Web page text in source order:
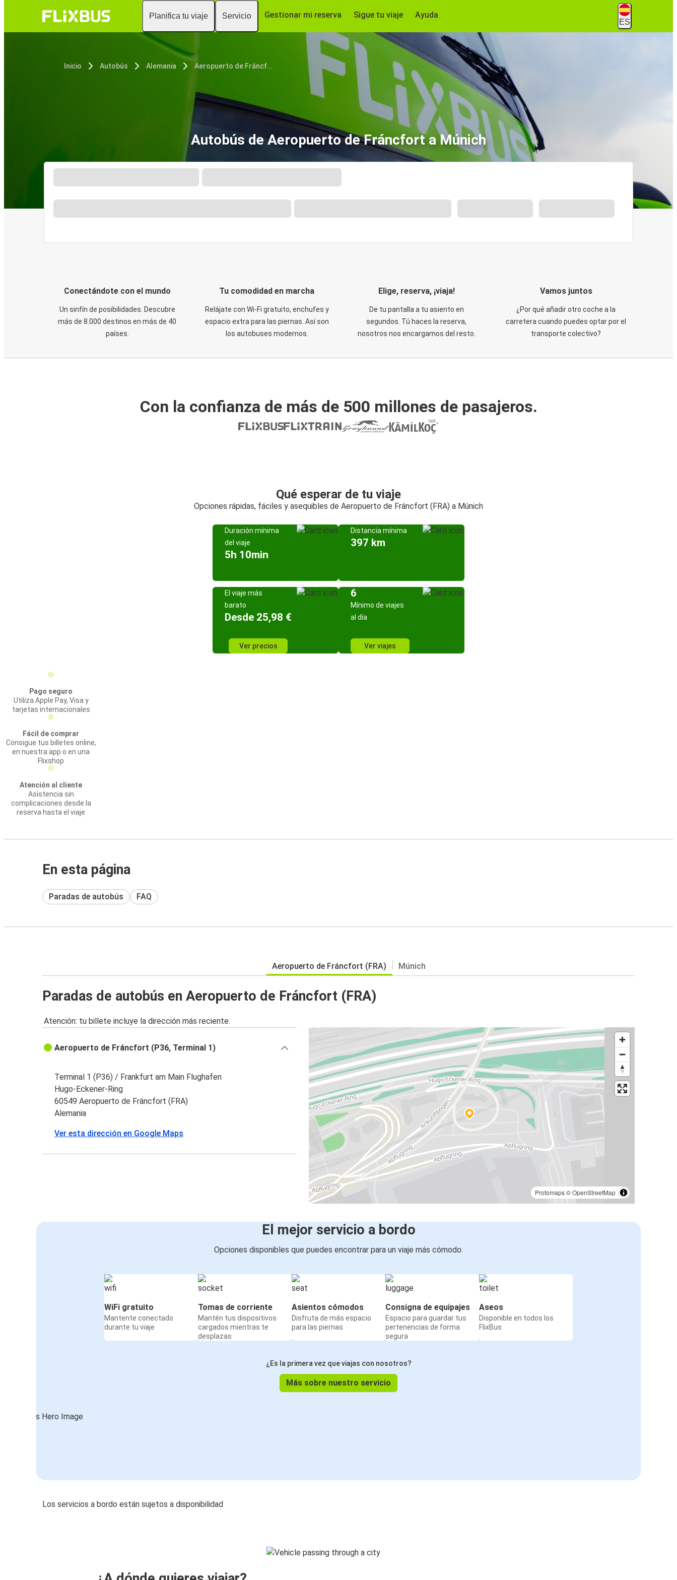
Planifica tu viaje Servicio Gestionar mi reserva Sigue tu viaje Ayuda
ES
Inicio Autobús Alemania Aeropuerto de Fráncfort (FRA)
Autobús de Aeropuerto de Fráncfort a Múnich
Conectándote con el mundo
Un sinfín de posibilidades. Descubre
más de 8.000 destinos en más de 40
países.
Tu comodidad en marcha
Relájate con Wi-Fi gratuito, enchufes y
espacio extra para las piernas. Así son
los autobuses modernos.
Elige, reserva, ¡viaja!
De tu pantalla a tu asiento en
segundos. Tú haces la reserva,
nosotros nos encargamos del resto.
Vamos juntos
¿Por qué añadir otro coche a la
carretera cuando puedes optar por el
transporte colectivo?
Con la confianza de más de 500 millones de pasajeros.
Qué esperar de tu viaje
Opciones rápidas, fáciles y asequibles de Aeropuerto de Fráncfort (FRA) a Múnich
Duración mínima
del viaje
5h 10min
Distancia mínima
397 km
El viaje más
barato
Desde 25,98 €
Ver precios
6
Mínimo de viajes
al día
Ver viajes
Pago seguro
Utiliza Apple Pay, Visa y
tarjetas internacionales
Fácil de comprar
Consigue tus billetes online,
en nuestra app o en una
Flixshop
Atención al cliente
Asistencia sin
complicaciones desde la
reserva hasta el viaje
En esta página
Paradas de autobús FAQ
Aeropuerto de Fráncfort (FRA) Múnich
Paradas de autobús en Aeropuerto de Fráncfort (FRA)
Atención: tu billete incluye la dirección más reciente.
Protomaps©OpenStreetMap
Aeropuerto de Fráncfort (P36, Terminal 1)
Terminal 1 (P36) / Frankfurt am Main Flughafen
Hugo-Eckener-Ring
60549 Aeropuerto de Fráncfort (FRA)
Alemania
Ver esta dirección en Google Maps
El mejor servicio a bordo
Opciones disponibles que puedes encontrar para un viaje más cómodo:
WiFi gratuito
Mantente conectado
durante tu viaje
Tomas de corriente
Mantén tus dispositivos
cargados mientras te
desplazas
Asientos cómodos
Disfruta de más espacio
para las piernas
Consigna de equipajes
Espacio para guardar tus
pertenencias de forma
segura
Aseos
Disponible en todos los
FlixBus
¿Es la primera vez que viajas con nosotros?
Más sobre nuestro servicio
Los servicios a bordo están sujetos a disponibilidad